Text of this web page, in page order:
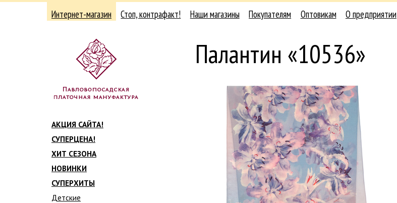
Интернет-магазин Стоп, контрафакт! Наши магазины Покупателям Оптовикам О предприятии
АКЦИЯ САЙТА!
СУПЕРЦЕНА!
ХИТ СЕЗОНА
НОВИНКИ
СУПЕРХИТЫ
Детские
Палантин «10536»